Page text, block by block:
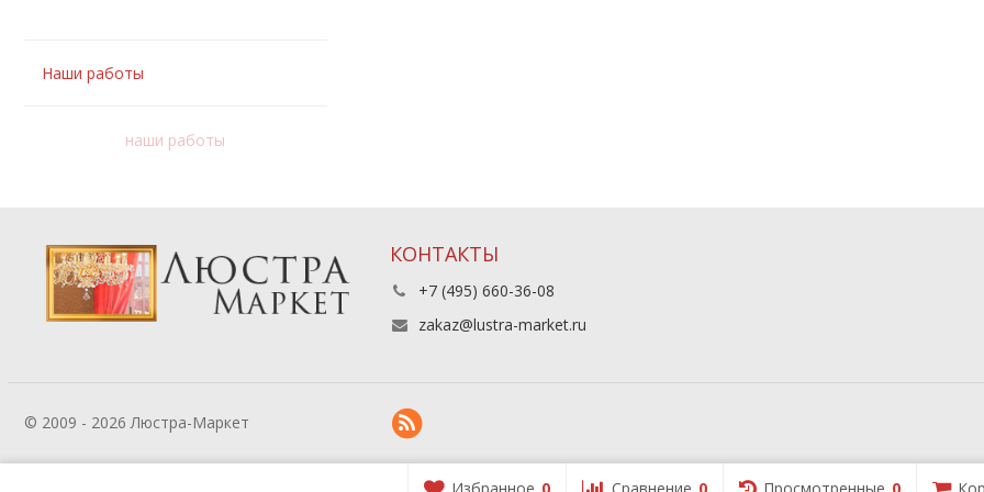
Наши работы
наши работы
КОНТАКТЫ
+7 (495) 660-36-08
zakaz@lustra-market.ru
© 2009 - 2026 Люстра-Маркет